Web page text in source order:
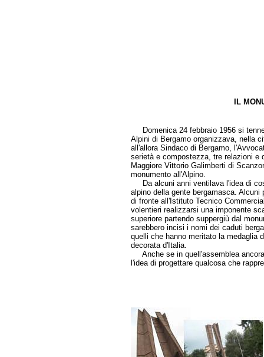
IL
Domenica 24 febbraio 1956 si
Alpini di Bergamo organizzava, nella
all'allora Sindaco di Bergamo,
serietà e compostezza, tre relazioni e
Maggiore Vittorio Galimberti di
monumento all'Alpino.
Da alcuni anni ventilava l'idea di
alpino della gente bergamasca.
di fronte all'Istituto Tecnico
volentieri realizzarsi una imponente
superiore partendo suppergiù dal
sarebbero incisi i nomi dei caduti
quelli che hanno meritato la medaglia
decorata d'Italia.
Anche se in quell'assemblea
l'idea di progettare qualcosa che